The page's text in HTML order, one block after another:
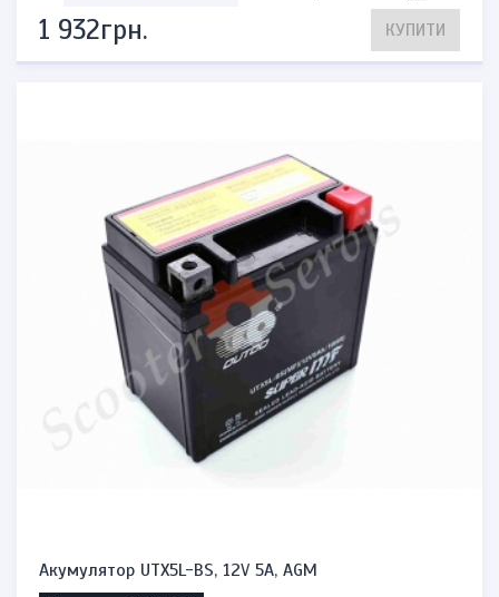
1 932грн. КУПИТИ
Акумулятор UTX5L-BS, 12V 5A, AGM